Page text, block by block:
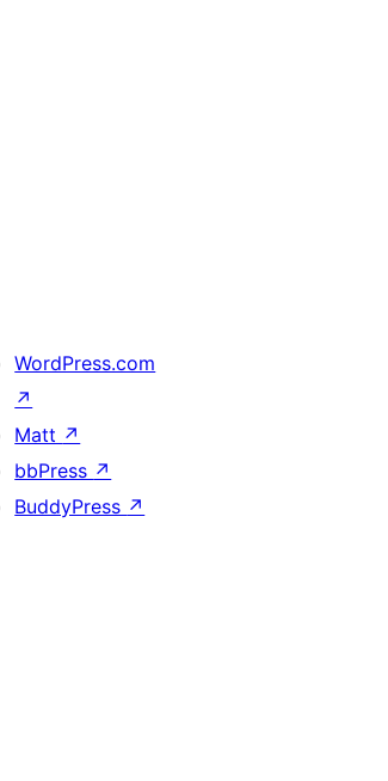
WordPress.com
↗
Matt ↗
bbPress ↗
BuddyPress ↗